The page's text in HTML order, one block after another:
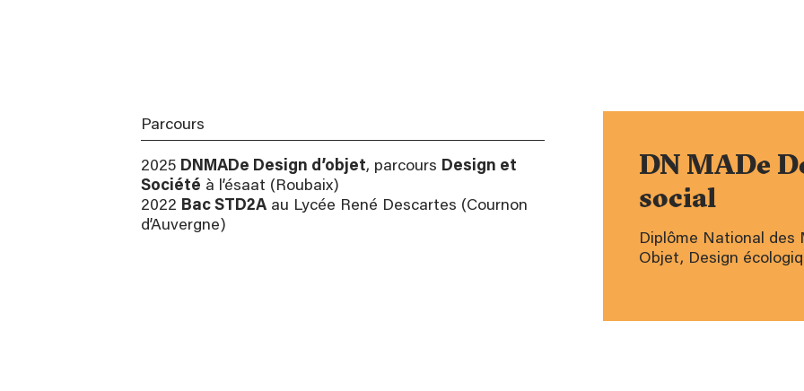
Parcours
2025 DNMADe Design d’objet, parcours Design et
Société à l’ésaat (Roubaix)
2022 Bac STD2A au Lycée René Descartes (Cournon
d’Auvergne)
DN MADe
social
Diplôme National des
Objet, Design